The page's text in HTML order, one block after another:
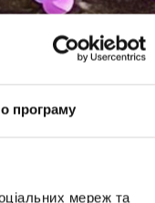
програму
мереж та